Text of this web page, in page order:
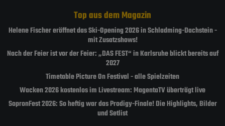
Top aus dem Magazin
Helene Fischer eröffnet das Ski-Opening 2026 in Schladming-Dachstein -
mit Zusatzshows!
Nach der Feier ist vor der Feier: „DAS FEST“ in Karlsruhe blickt bereits auf
2027
Timetable Picture On Festival - alle Spielzeiten
Wacken 2026 kostenlos im Livestream: MagentaTV überträgt live
SopronFest 2026: So heftig war das Prodigy-Finale! Die Highlights, Bilder
und Setlist